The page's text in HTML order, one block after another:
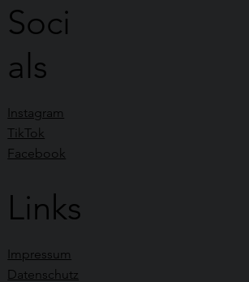
Soci
als
Instagram
TikTok
Facebook
Links
Impressum
Datenschutz